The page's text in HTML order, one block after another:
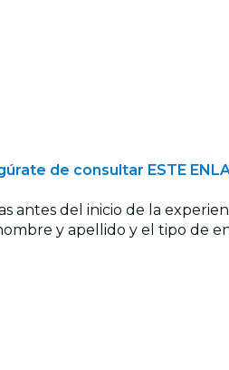
de consultar ESTE
antes del inicio de la
y apellido y el tipo de